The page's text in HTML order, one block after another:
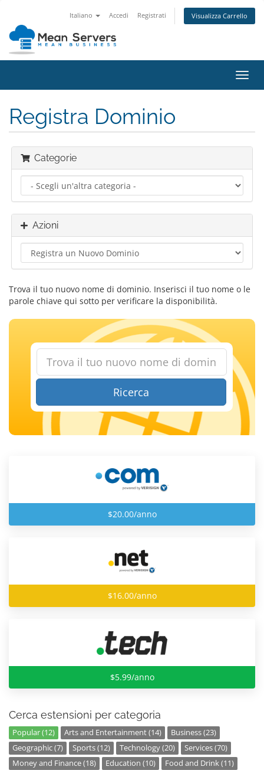
Italiano Accedi Registrati Visualizza Carrello
Attiva
Registra Dominio
Categorie
Azioni
Trova il tuo nuovo nome di dominio. Inserisci il tuo nome o le
parole chiave qui sotto per verificare la disponibilità.
Ricerca
$20.00/anno
$16.00/anno
$5.99/anno
Cerca estensioni per categoria
Popular (12) Arts and Entertainment (14)
Business (23)
Geographic (7)
Sports (12) Technology (20)
Services (70)
Money and Finance (18)
Education (10)
Food and Drink (11)